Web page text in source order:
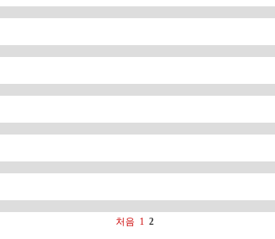
처음 1 2